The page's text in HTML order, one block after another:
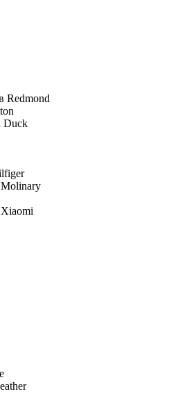
Redmond
Duck
Molinary